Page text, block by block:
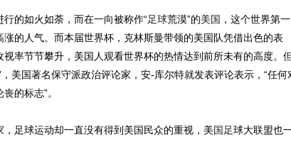
行的如火如荼，而在一向被称作“足球荒漠”的美国 ，这个世界第一
的人气。而本届世界杯，克林斯曼带领的美国队凭借出色的表
率节节攀升，美国人观看世界杯的热情达到前所未有的高度。
美国著名保守派政治评论家，安-库尔特就发表评论表示，“任何
的标志”。
足球运动却一直没有得到美国民众的重视，美国足球大联盟也